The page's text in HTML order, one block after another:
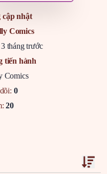
cập nhật
Comics
3 tháng trước
tiến hành
Comics
0
20